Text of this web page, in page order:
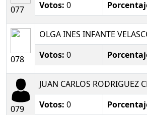
077
Votos: 0
078
OLGA INES INFANTE
Votos: 0
079
JUAN CARLOS RODRIGUEZ
Votos: 0